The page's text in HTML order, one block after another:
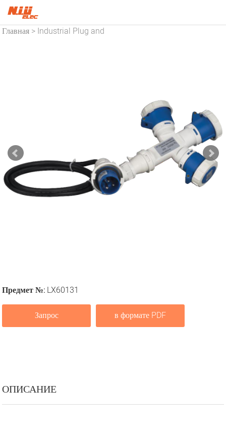
Главная > Industrial Plug and
Предмет №: LX60131
Запрос в формате PDF
ОПИСАНИЕ